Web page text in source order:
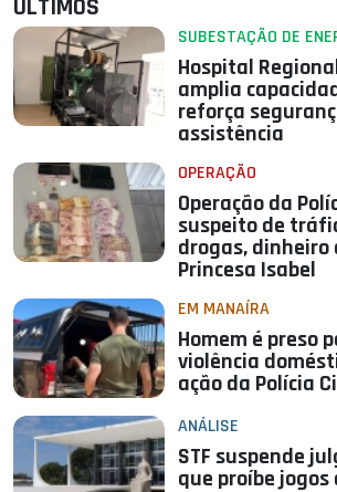
ÚLTIMOS
SUBESTAÇÃO DE
Hospital
amplia
reforça
assistência
OPERAÇÃO
Operação da
suspeito de
drogas, dinheiro
Princesa Isabel
EM MANAÍRA
Homem é preso
violência
ação da Polícia
ANÁLISE
STF suspende
que proíbe jogos